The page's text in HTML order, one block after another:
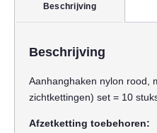
Beschrijving
Beschrijving
Aanhanghaken nylon rood,
zichtkettingen) set = 10
Afzetketting toebehoren: